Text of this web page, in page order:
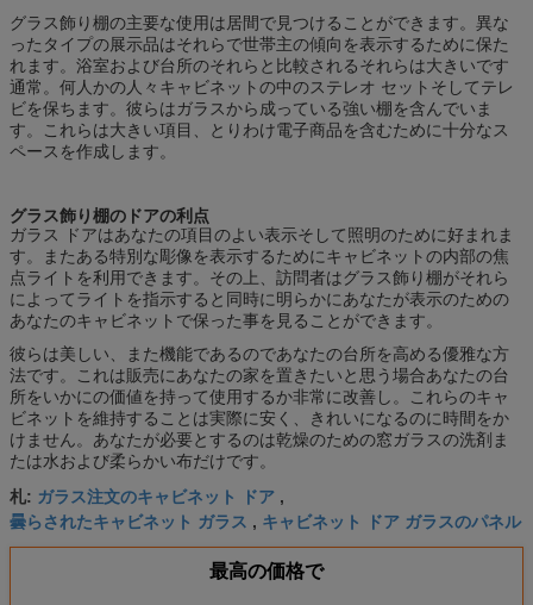
グラス飾り棚の主要な使用は居間で見つけることができます。異な
ったタイプの展示品はそれらで世帯主の傾向を表示するために保た
れます。浴室および台所のそれらと比較されるそれらは大きいです
通常。何人かの人々キャビネットの中のステレオ セットそしてテレ
ビを保ちます。彼らはガラスから成っている強い棚を含んでいま
す。これらは大きい項目、とりわけ電子商品を含むために十分なス
ペースを作成します。
グラス飾り棚のドアの利点
ガラス ドアはあなたの項目のよい表示そして照明のために好まれま
す。またある特別な彫像を表示するためにキャビネットの内部の焦
点ライトを利用できます。その上、訪問者はグラス飾り棚がそれら
によってライトを指示すると同時に明らかにあなたが表示のための
あなたのキャビネットで保った事を見ることができます。
彼らは美しい、また機能であるのであなたの台所を高める優雅な方
法です。これは販売にあなたの家を置きたいと思う場合あなたの台
所をいかにの価値を持って使用するか非常に改善し。これらのキャ
ビネットを維持することは実際に安く、きれいになるのに時間をか
けません。あなたが必要とするのは乾燥のための窓ガラスの洗剤ま
たは水および柔らかい布だけです。
札: ガラス注文のキャビネット ドア ,
曇らされたキャビネット ガラス , キャビネット ドア ガラスのパネル
最高の価格で